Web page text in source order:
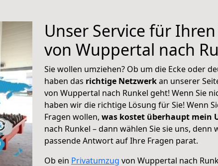
Unser Service für
von Wuppertal nach
Sie wollen umziehen? Ob um die Ecke oder
haben das richtige Netzwerkan unserer
von Wuppertal nach Runkel geht! Wenn Sie
haben wir die richtige Lösung für Sie! Wenn
Fragen wollen, was kostet überhaupt mein
nach Runkel – dann wählen Sie sie uns,
passende Antwort auf Ihre Fragen parat.
Ob ein Privatumzug von Wuppertal nach